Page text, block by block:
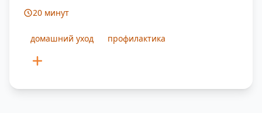
20 минут
домашний уход профилактика